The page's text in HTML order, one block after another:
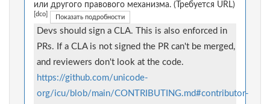
или другого правового механизма. (Требуется URL)
[dco] Показать подробности
Devs should sign a CLA. This is also enforced in
PRs. If a CLA is not signed the PR can't be merged,
and reviewers don't look at the code.
https://github.com/unicode-
org/icu/blob/main/CONTRIBUTING.md#contributor-